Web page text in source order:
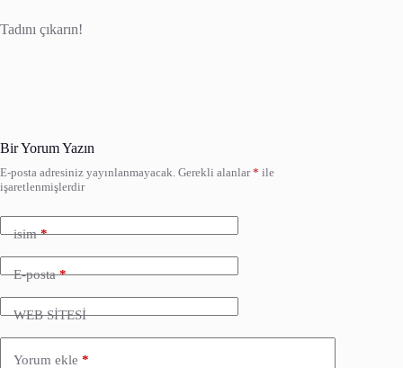
Tadını çıkarın!
Bir Yorum Yazın
E-posta adresiniz yayınlanmayacak. Gerekli alanlar* ile
işaretlenmişlerdir
isim*
E-posta*
WEB SİTESİ
Yorum ekle *